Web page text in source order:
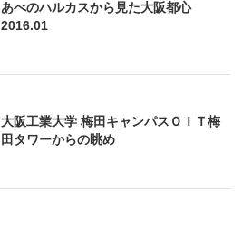
あべのハルカスから見た大阪都心
2016.01
大阪工業大学 梅田キャンパスＯＩＴ梅
田タワーからの眺め